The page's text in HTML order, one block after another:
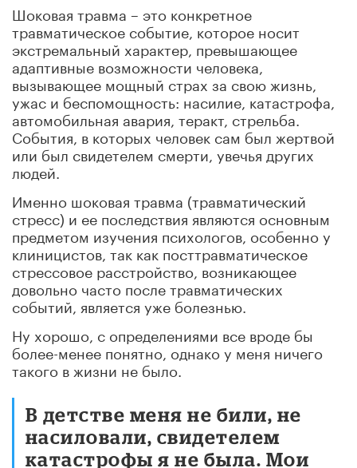
Шоковая травма – это конкретное
травматическое событие, которое носит
экстремальный характер, превышающее
адаптивные возможности человека,
вызывающее мощный страх за свою жизнь,
ужас и беспомощность: насилие, катастрофа,
автомобильная авария, теракт, стрельба.
События, в которых человек сам был жертвой
или был свидетелем смерти, увечья других
людей.
Именно шоковая травма (травматический
стресс) и ее последствия являются основным
предметом изучения психологов, особенно у
клиницистов, так как посттравматическое
стрессовое расстройство, возникающее
довольно часто после травматических
событий, является уже болезнью.
Ну хорошо, с определениями все вроде бы
более-менее понятно, однако у меня ничего
такого в жизни не было.
В детстве меня не били, не
насиловали, свидетелем
катастрофы я не была. Мои